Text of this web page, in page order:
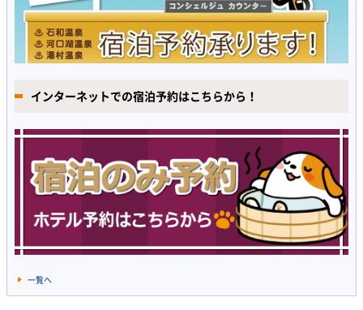
インターネットでの宿泊予約はこちらから！
一覧へ